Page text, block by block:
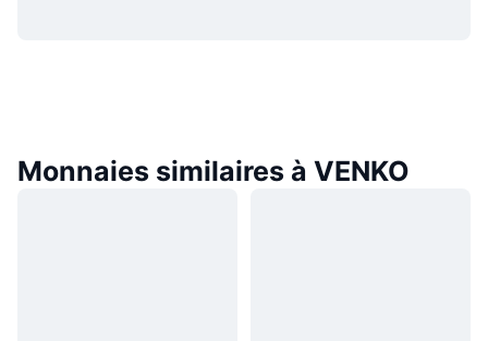
Monnaies similaires à VENKO